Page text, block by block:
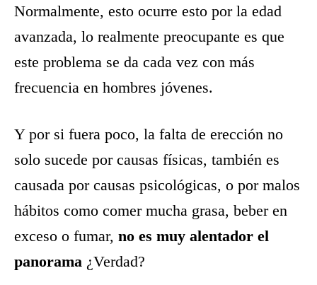
Normalmente, esto ocurre esto por la edad
avanzada, lo realmente preocupante es que
este problema se da cada vez con más
frecuencia en hombres jóvenes.
Y por si fuera poco, la falta de erección no
solo sucede por causas físicas, también es
causada por causas psicológicas, o por malos
hábitos como comer mucha grasa, beber en
exceso o fumar, no es muy alentador el
panorama ¿Verdad?